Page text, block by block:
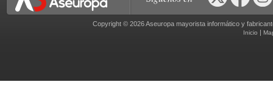
Copyright © 2026 Aseuropa mayorista informático y
Inicio |